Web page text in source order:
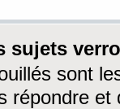
sujets
sont
répondre